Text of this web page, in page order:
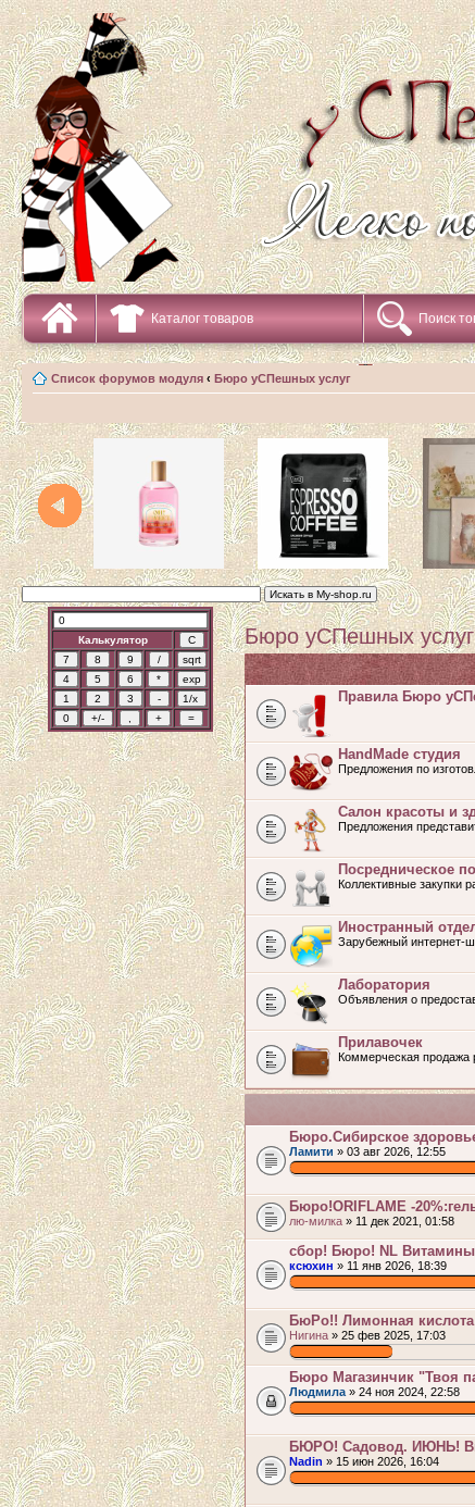
Каталог товаров Поиск
Список форумов модуля ‹ Бюро уСПешных услуг
Калькулятор Бюро уСПешных услуг
Правила Бюро
HandMade студия
Предложения по
Салон красоты и
Предложения
Посредническое
Коллективные закупки
Иностранный
Зарубежный интернет-
Лаборатория
Объявления о
Прилавочек
Коммерческая продажа
Бюро.Сибирское
Ламити » 03 авг 2026, 12:55
.
Бюро!ORIFLAME -
лю-милка » 11 дек 2021, 01:58
сбор! Бюро! NL
ксюхин » 11 янв 2026, 18:39
.
БюРо!! Лимонная кислота
Нигина » 25 фев 2025, 17:03
.
Бюро Магазинчик "Твоя
Людмила » 24 ноя 2024, 22:58
.
БЮРО! Садовод. ИЮНЬ!
Nadin » 15 июн 2026, 16:04
.